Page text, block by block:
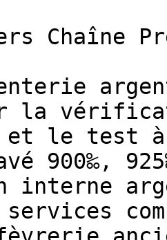
Chaîne
la
et le test
900‰,
interne